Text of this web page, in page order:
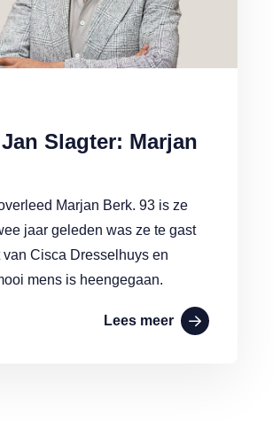
Slagter: Marjan
Marjan Berk. 93 is ze
jaar geleden was ze te gast
van Cisca Dresselhuys en
mens is heengegaan.
Lees meer